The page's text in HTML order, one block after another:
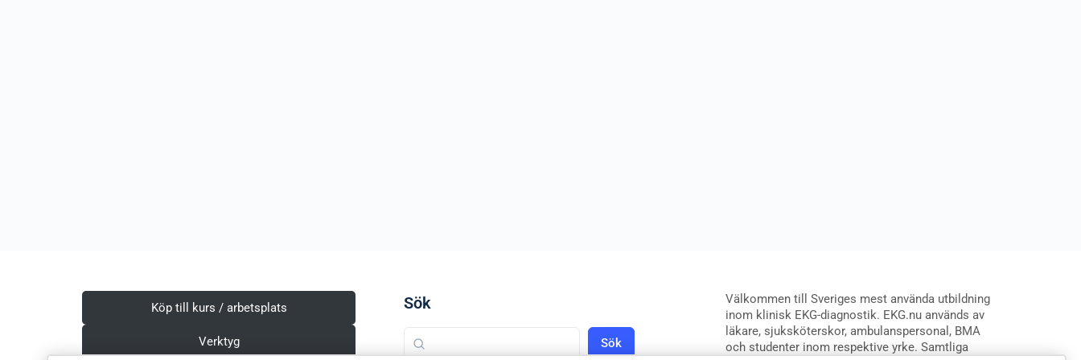
Köp till kurs / arbetsplats
Verktyg
Sök
Sök
Välkommen till Sveriges mest använda utbildning
inom klinisk EKG-diagnostik. EKG.nu används av
läkare, sjuksköterskor, ambulanspersonal, BMA
och studenter inom respektive yrke. Samtliga